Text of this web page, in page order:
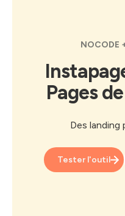
NOCODE
Pages
Des landing
Tester l'outil